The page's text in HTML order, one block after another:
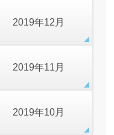
2019年12月
2019年11月
2019年10月